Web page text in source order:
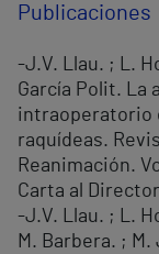
Publicaciones
-J.V. Llau. ; L.
García Polit. La
intraoperatorio
raquídeas.
Reanimación.
Carta al
-J.V. Llau. ; L.
M. Barbera. ;